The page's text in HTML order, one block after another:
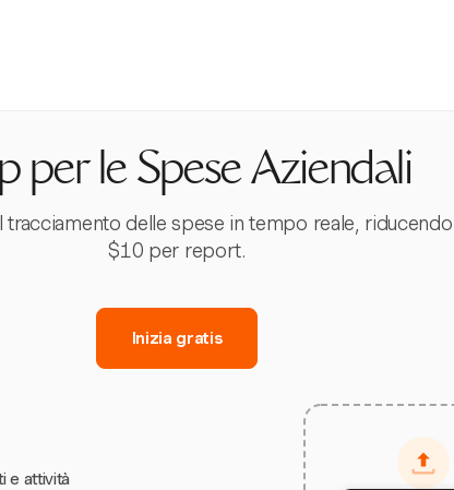
per le Spese Aziendali
delle spese in tempo reale,
$10 per report.
Inizia gratis
e attività